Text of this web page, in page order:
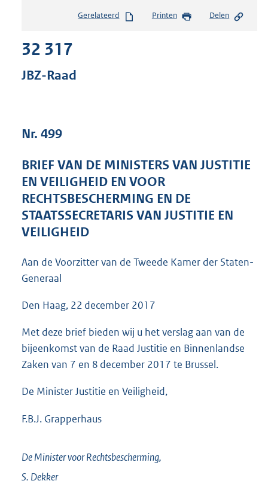
s
e
:
7
K
Gerelateerd Printen Delen
32 317
JBZ-Raad
Nr. 499
BRIEF VAN DE MINISTERS VAN JUSTITIE
EN VEILIGHEID EN VOOR
RECHTSBESCHERMING EN DE
STAATSSECRETARIS VAN JUSTITIE EN
VEILIGHEID
Aan de Voorzitter van de Tweede Kamer der Staten-
Generaal
Den Haag, 22 december 2017
Met deze brief bieden wij u het verslag aan van de
bijeenkomst van de Raad Justitie en Binnenlandse
Zaken van 7 en 8 december 2017 te Brussel.
De Minister Justitie en Veiligheid,
F.B.J. Grapperhaus
De Minister voor Rechtsbescherming,
S. Dekker